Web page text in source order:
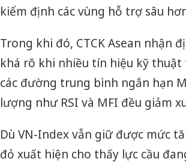
kiểm định các vùng hỗ trợ sâu
Trong khi đó, CTCK Asean nhận
khá rõ khi nhiều tín hiệu kỹ thuật
các đường trung bình ngắn hạn
lượng như RSI và MFI đều giảm
Dù VN-Index vẫn giữ được mức
đỏ xuất hiện cho thấy lực cầu